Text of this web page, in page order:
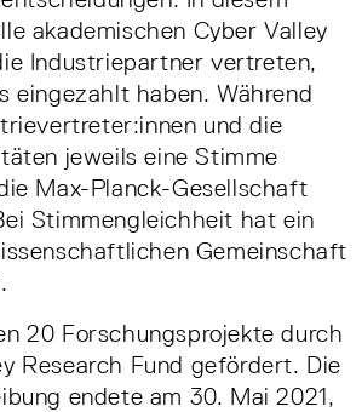
akademischen Cyber Valley
Industriepartner vertreten,
eingezahlt haben. Während
und die
jeweils eine Stimme
Max-Planck-Gesellschaft
Stimmengleichheit hat ein
Gemeinschaft
20 Forschungsprojekte durch
Research Fund gefördert. Die
endete am 30. Mai 2021,